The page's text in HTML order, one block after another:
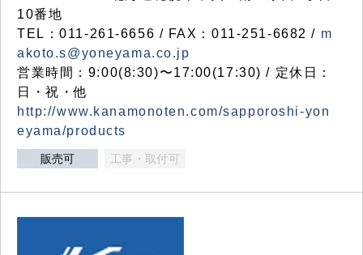
10番地
TEL：011-261-6656 / FAX：011-251-6682 / m
akoto.s@yoneyama.co.jp
営業時間：9:00(8:30)〜17:00(17:30) / 定休日：
日・祝・他
http://www.kanamonoten.com/sapporoshi-yon
eyama/products
販売可 工事・取付可